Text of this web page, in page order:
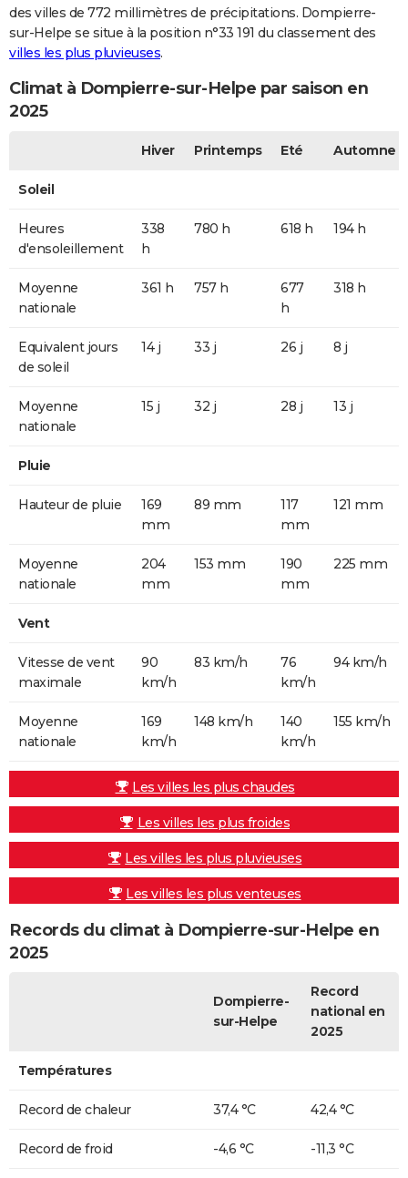
des villes de 772 millimètres de précipitations. Dompierre-
sur-Helpe se situe à la position n°33 191 du classement des
villes les plus pluvieuses.
Climat à Dompierre-sur-Helpe par saison en
2025
Hiver Printemps Eté Automne
Soleil
Heures
d'ensoleillement
338
h
780 h 618 h 194 h
Moyenne
nationale
361 h 757 h
677
h
318 h
Equivalent jours
de soleil
14 j 33 j 26 j 8 j
Moyenne
nationale
15 j 32 j 28 j 13 j
Pluie
Hauteur de pluie
169
mm
89 mm
117
mm
121 mm
Moyenne
nationale
204
mm
153 mm
190
mm
225 mm
Vent
Vitesse de vent
maximale
90
km/h
83 km/h
76
km/h
94 km/h
Moyenne
nationale
169
km/h
148 km/h
140
km/h
155 km/h
Les villes les plus chaudes
Les villes les plus froides
Les villes les plus pluvieuses
Les villes les plus venteuses
Records du climat à Dompierre-sur-Helpe en
2025
Dompierre-
sur-Helpe
Record
national en
2025
Températures
Record de chaleur 37,4 °C 42,4 °C
Record de froid -4,6 °C -11,3 °C